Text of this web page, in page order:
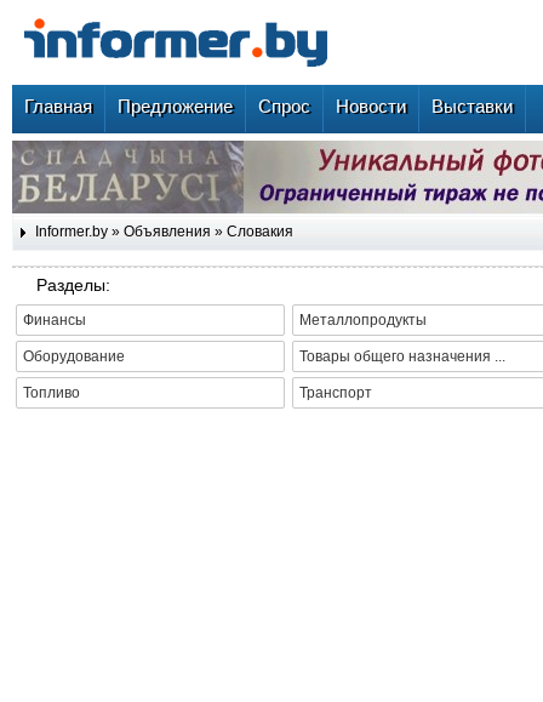
Главная Предложение Спрос Новости Выставки
Informer.by » Объявления » Словакия
Разделы:
Финансы Металлопродукты
Оборудование Товары общего назначения ...
Топливо Транспорт